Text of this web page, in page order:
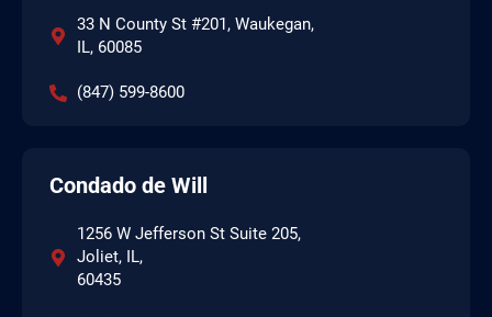
33 N County St #201, Waukegan,
IL, 60085
(847) 599-8600
Condado de Will
1256 W Jefferson St Suite 205,
Joliet, IL,
60435